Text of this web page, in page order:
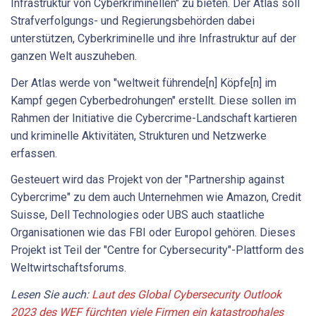
Infrastruktur von Cyberkriminellen" zu bieten. Der Atlas soll
Strafverfolgungs- und Regierungsbehörden dabei
unterstützen, Cyberkriminelle und ihre Infrastruktur auf der
ganzen Welt auszuheben.
Der Atlas werde von "weltweit führende[n] Köpfe[n] im
Kampf gegen Cyberbedrohungen" erstellt. Diese sollen im
Rahmen der Initiative die Cybercrime-Landschaft kartieren
und kriminelle Aktivitäten, Strukturen und Netzwerke
erfassen.
Gesteuert wird das Projekt von der "Partnership against
Cybercrime" zu dem auch Unternehmen wie Amazon, Credit
Suisse, Dell Technologies oder UBS auch staatliche
Organisationen wie das FBI oder Europol gehören. Dieses
Projekt ist Teil der "Centre for Cybersecurity"-Plattform des
Weltwirtschaftsforums.
Lesen Sie auch: Laut des Global Cybersecurity Outlook
2023 des WEF fürchten viele Firmen ein katastrophales